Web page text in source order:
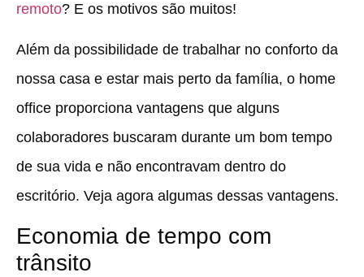
remoto? E os motivos são muitos!
Além da possibilidade de trabalhar no conforto da
nossa casa e estar mais perto da família, o home
office proporciona vantagens que alguns
colaboradores buscaram durante um bom tempo
de sua vida e não encontravam dentro do
escritório. Veja agora algumas dessas vantagens.
Economia de tempo com
trânsito